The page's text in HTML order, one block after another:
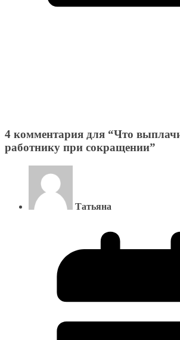
4 комментария для “Что
работнику при сокращении”
Татьяна